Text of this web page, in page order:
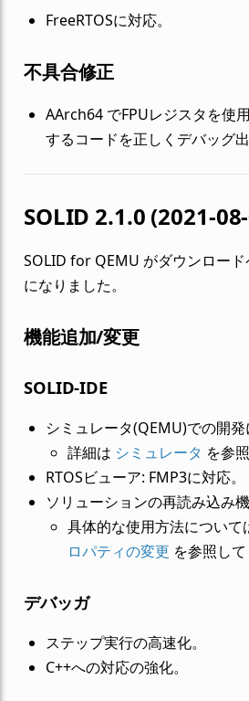
FreeRTOSに対応。
不具合修正
AArch64 でFPUレジスタを使
するコードを正しくデバッグ
SOLID 2.1.0 (2021-
SOLID for QEMU がダウンロー
になりました。
機能追加/変更
SOLID-IDE
シミュレータ(QEMU)での開発
詳細は シミュレータ を参
RTOSビューア: FMP3に対応。
ソリューションの再読み込み機
具体的な使用方法について
ロパティの変更 を参照して
デバッガ
ステップ実行の高速化。
C++への対応の強化。